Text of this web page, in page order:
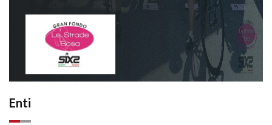
Enti